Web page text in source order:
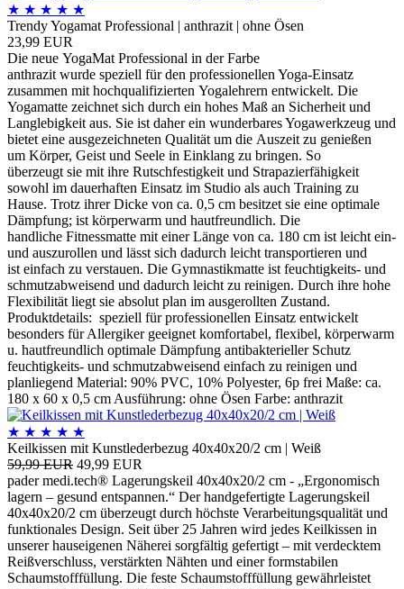
★ ★ ★ ★ ★
Trendy Yogamat Professional | anthrazit | ohne Ösen
23,99 EUR
Die neue YogaMat Professional in der Farbe
anthrazit wurde speziell für den professionellen Yoga-Einsatz
zusammen mit hochqualifizierten Yogalehrern entwickelt. Die
Yogamatte zeichnet sich durch ein hohes Maß an Sicherheit und
Langlebigkeit aus. Sie ist daher ein wunderbares Yogawerkzeug und
bietet eine ausgezeichneten Qualität um die Auszeit zu genießen
um Körper, Geist und Seele in Einklang zu bringen. So
überzeugt sie mit ihre Rutschfestigkeit und Strapazierfähigkeit
sowohl im dauerhaften Einsatz im Studio als auch Training zu
Hause. Trotz ihrer Dicke von ca. 0,5 cm besitzet sie eine optimale
Dämpfung; ist körperwarm und hautfreundlich. Die
handliche Fitnessmatte mit einer Länge von ca. 180 cm ist leicht ein-
und auszurollen und lässt sich dadurch leicht transportieren und
ist einfach zu verstauen. Die Gymnastikmatte ist feuchtigkeits- und
schmutzabweisend und dadurch leicht zu reinigen. Durch ihre hohe
Flexibilität liegt sie absolut plan im ausgerollten Zustand.
Produktdetails: speziell für professionellen Einsatz entwickelt
besonders für Allergiker geeignet komfortabel, flexibel, körperwarm
u. hautfreundlich optimale Dämpfung antibakterieller Schutz
feuchtigkeits- und schmutzabweisend einfach zu reinigen und
planliegend Material: 90% PVC, 10% Polyester, 6p frei Maße: ca.
180 x 60 x 0,5 cm Ausführung: ohne Ösen Farbe: anthrazit
★ ★ ★ ★ ★
Keilkissen mit Kunstlederbezug 40x40x20/2 cm | Weiß
59,99 EUR 49,99 EUR
pader medi.tech® Lagerungskeil 40x40x20/2 cm - „Ergonomisch
lagern – gesund entspannen.“ Der handgefertigte Lagerungskeil
40x40x20/2 cm überzeugt durch höchste Verarbeitungsqualität und
funktionales Design. Seit über 25 Jahren wird jedes Keilkissen in
unserer hauseigenen Näherei sorgfältig gefertigt – mit verdecktem
Reißverschluss, verstärkten Nähten und einer formstabilen
Schaumstofffüllung. Die feste Schaumstofffüllung gewährleistet